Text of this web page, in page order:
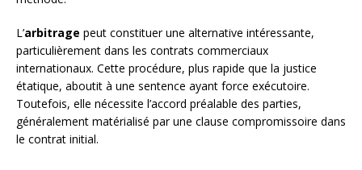
L’arbitrage peut constituer une alternative intéressante,
particulièrement dans les contrats commerciaux
internationaux. Cette procédure, plus rapide que la justice
étatique, aboutit à une sentence ayant force exécutoire.
Toutefois, elle nécessite l’accord préalable des parties,
généralement matérialisé par une clause compromissoire dans
le contrat initial.